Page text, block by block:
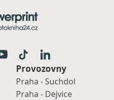
Provozovny
Praha - Suchdol
Praha - Dejvice